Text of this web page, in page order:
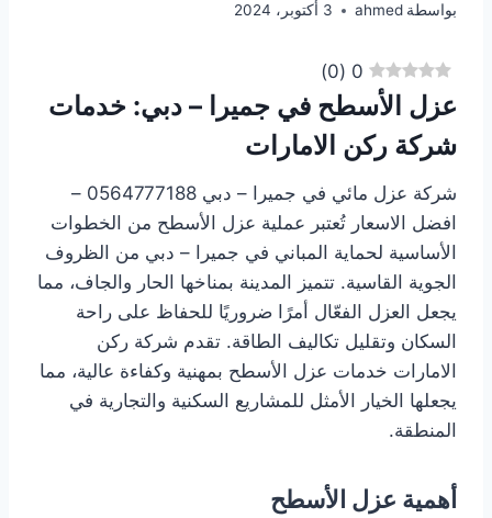
بواسطة ahmed 3 أكتوبر، 2024
0
(
0
)
عزل الأسطح في جميرا – دبي: خدمات
شركة ركن الامارات
شركة عزل مائي في جميرا – دبي 0564777188 –
افضل الاسعار تُعتبر عملية عزل الأسطح من الخطوات
الأساسية لحماية المباني في جميرا – دبي من الظروف
الجوية القاسية. تتميز المدينة بمناخها الحار والجاف، مما
يجعل العزل الفعّال أمرًا ضروريًا للحفاظ على راحة
السكان وتقليل تكاليف الطاقة. تقدم شركة ركن
الامارات خدمات عزل الأسطح بمهنية وكفاءة عالية، مما
يجعلها الخيار الأمثل للمشاريع السكنية والتجارية في
المنطقة.
أهمية عزل الأسطح